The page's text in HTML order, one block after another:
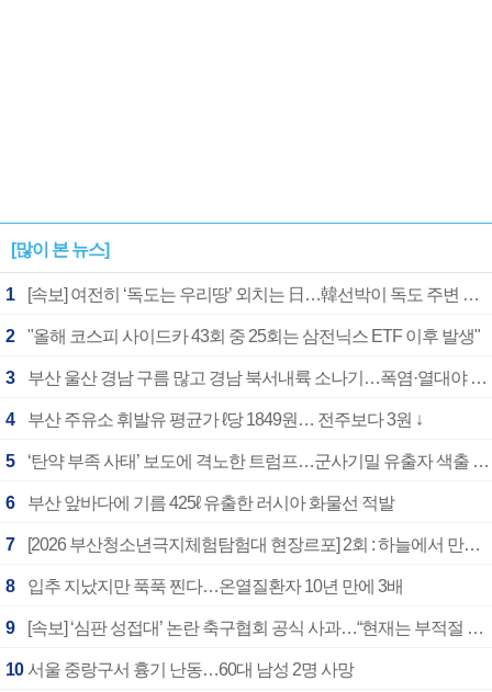
[많이 본 뉴스]
1 [속보] 여전히 ‘독도는 우리땅’ 외치는 日…韓선박이 독도 주변 해양조사 활동하자 반발
2 "올해 코스피 사이드카 43회 중 25회는 삼전닉스 ETF 이후 발생"
3 부산 울산 경남 구름 많고 경남 북서내륙 소나기…폭염·열대야 계속
4 부산 주유소 휘발유 평균가 ℓ당 1849원… 전주보다 3원 ↓
5 ‘탄약 부족 사태’ 보도에 격노한 트럼프…군사기밀 유출자 색출 지시
6 부산 앞바다에 기름 425ℓ 유출한 러시아 화물선 적발
7 [2026 부산청소년극지체험탐험대 현장르포] 2회 : 하늘에서 만난 얼음의 나라
8 입추 지났지만 푹푹 찐다…온열질환자 10년 만에 3배
9 [속보] ‘심판 성접대’ 논란 축구협회 공식 사과…“현재는 부적절 행위 없어”
10 서울 중랑구서 흉기 난동…60대 남성 2명 사망